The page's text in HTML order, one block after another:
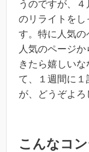
うのですが、
のリライトをし
す。特に人気の
人気のページ
きたら嬉しい
て、１週間に
が、どうぞよろ
こんなコ